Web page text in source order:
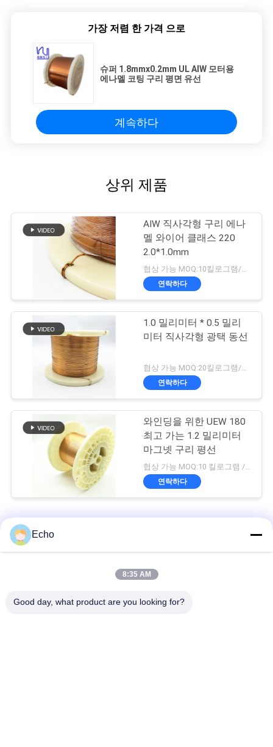
가장 저렴 한 가격 으로
슈퍼 1.8mmx0.2mm UL AIW 모터용
에나멜 코팅 구리 평면 유선
계속하다
상위 제품
AIW 직사각형 구리 에나
멜 와이어 클래스 220
2.0*1.0mm
협상 가능 MOQ:10킬로그램/킬로그램
연락하다
1.0 밀리미터 * 0.5 밀리
미터 직사각형 광택 동선
협상 가능 MOQ:20킬로그램/킬로그램
연락하다
와인딩을 위한 UEW 180
최고 가는 1.2 밀리미터
마그넷 구리 평선
협상 가능 MOQ:10 킬로그램 / 킬로그램
연락하다
직사각형 구리 와이어
2.0mm x 0.1mm 에너지 차량용 에나멜 평면 구리 와이어
UEWH 권선용 초박형 1.5mmx0.1mm 직사각형 에나멜 구리선
주문 고품질 평면 에나멜 된 구리 와이어
Echo
8:35 AM
Good day, what product are you looking for?